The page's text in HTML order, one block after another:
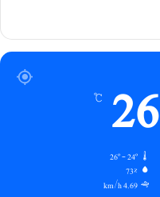
26
℃
26º - 24º
73%
4.69 km/h